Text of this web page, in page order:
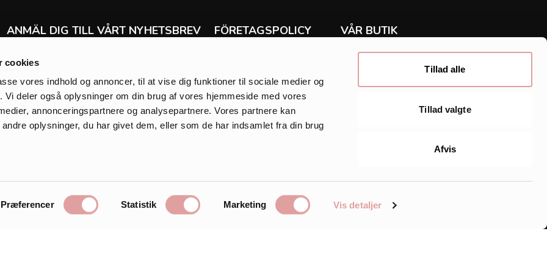
cookies
vores indhold og annoncer, til at vise dig funktioner til sociale medier og
deler også oplysninger om din brug af vores hjemmeside med vores
annonceringspartnere og analysepartnere. Vores partnere kan
oplysninger, du har givet dem, eller som de har indsamlet fra din brug
Præferencer Statistik Marketing Vis detaljer
Tillad alle
Tillad valgte
Afvis
ANMÄL DIG TILL VÅRT NYHETSBREV
och försäljning till tävlingar, nya produkter och
mycket mycket mer.
FÖRETAGSPOLICY
Handelsvillkor
Integritetspolicy
Cookies
Om Zanca Sonne
VÅR BUTIK
Skjorta
GÅ TILL SIDAN
Önskelista